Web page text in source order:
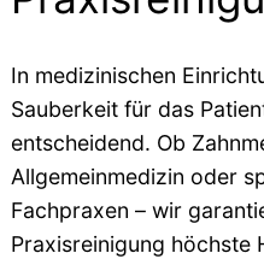
In medizinischen
Sauberkeit für das
entscheidend. Ob
Allgemeinmedizin oder
Fachpraxen – wir
Praxisreinigung höchste